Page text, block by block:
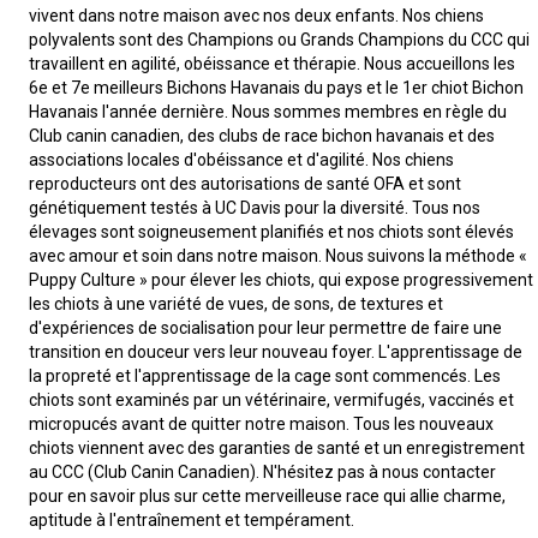
poil
dur)
(à
poil
lisse)
Chien
finnois
de
Laponie
Berger
allemand
Berger
islandais
Berger
américain
miniature
Mudi
Buhund
(buhund)
Berger
dur)
poil
long)
à
poil
court)
standard
à
poil
dur)
écossais
Drever
Spitz
finlandais
Foxhound
américain
Foxhound
anglais
Grand
basset
griffon
Lévrier
anglais
Harrier
apso
Lowchen
Caniche
(moyen)
Grand
caniche
Schipperke
Shiba
inu
Shih
tzu
Épagneul
dur)
Chesapeake)
(à
poil
frisé)
Retriever
(à
poil
plat)
Retriever
(doré)
Retriever
(Labrador)
Retriever
Nova
Scotia
duck
Setter
anglais
Setter
Gordon
Setter
Dinmont
terrier
(à
poil
lisse)
Fox-
terrier
(à
poil
dur)
Terrier
du
Glen
of
Imaal
Terrier
irlandais
Terrier
Kerry
bleu
Terrier
Lakeland
Terrier
de
Terrier
havanais
Lévrier
italien
Chin
Bichon
maltais
Nain
pinscher
Épagneul
papillon
Pékinois
Poméranien
canadien
Corso
Doberman
pinscher
Dogue
de
Bordeaux
Entlebucher
sennenhund
Eurasier
Grand
danois
Montagne
des
Grand
le
terrain
pour
chiens
d'arrêt
pour
retrievers
terrain
pour
épagneuls
de
chasse
de
flair
Épreuve
de
pistage
Certificat
de
travail
Événements
non-
CCC
Titres
de
versatilité
2024
troupeau
-
2024
-
2023
sur
troupeau
-
2023
-
2023
2022
-
2022
le
terrain
-
2022
en
travail
sur
troupeau
-
2022
Dogs
multidisciplinaires
-
2022
2020
-
2020
agilité
-
2020
sur
le
terrain
-
2020
Dogs
en
travail
sur
troupeau
-
2020
Top
Dogs
multidisciplinaires
-
2020
2021
-
2021
rallye
-
2021
en
agilité
-
2021
Dogs
sur
le
terrain
-
2021
Top
Dogs
en
travail
sur
troupeau
-
Top
Dogs
multidisciplinaires
-
2021
-
2019
obéissance
-
2019
en
rallye
-
2019
Dog
en
agilité
-
2019
Top
Dog
sur
le
terrain
-
2019
Top
Dog
en
travail
sur
troupeau
Top
Dog
multidisciplinaire
-
2019
conformation
-
2018
en
obéissance
-
2018
Dog
en
rallye
-
2018
Top
Dog
en
agilité
-
2018
Top
Dog
sur
le
terrain
-
Top
Dog
multidisciplinaire
-
2018
en
conformation
DOG
en
obéissance
TOP
DOG
en
rallye
TOP
DOG
en
agilité
TOP
DOG
pour
les
concours
Les
Top
Dogs
multidisciplinaires
2016
DOG
en
conformation
TOP
DOG
en
obéissance
TOP
DOG
en
rallye
TOP
DOG
en
agilité
TOP
DOG
pour
les
Les
Top
Dogs
Dogs
2015
TOP
DOG
en
conformation
TOP
DOG
en
obéissance
TOP
DOG
en
rallye
TOP
DOG
en
agilité
TOP
DOG
pour
Top
Dogs
CCC
pour
jeunes
manieurs
règlements
et
formulaires
imprimables
Crown
Classic
vivent dans notre maison avec nos deux enfants. Nos chiens
polyvalents sont des Champions ou Grands Champions du CCC qui
travaillent en agilité, obéissance et thérapie. Nous accueillons les
6e et 7e meilleurs Bichons Havanais du pays et le 1er chiot Bichon
Havanais l'année dernière. Nous sommes membres en règle du
Club canin canadien, des clubs de race bichon havanais et des
associations locales d'obéissance et d'agilité. Nos chiens
reproducteurs ont des autorisations de santé OFA et sont
génétiquement testés à UC Davis pour la diversité. Tous nos
élevages sont soigneusement planifiés et nos chiots sont élevés
avec amour et soin dans notre maison. Nous suivons la méthode «
Puppy Culture » pour élever les chiots, qui expose progressivement
les chiots à une variété de vues, de sons, de textures et
d'expériences de socialisation pour leur permettre de faire une
transition en douceur vers leur nouveau foyer. L'apprentissage de
la propreté et l'apprentissage de la cage sont commencés. Les
chiots sont examinés par un vétérinaire, vermifugés, vaccinés et
micropucés avant de quitter notre maison. Tous les nouveaux
chiots viennent avec des garanties de santé et un enregistrement
au CCC (Club Canin Canadien). N'hésitez pas à nous contacter
pour en savoir plus sur cette merveilleuse race qui allie charme,
aptitude à l'entraînement et tempérament.